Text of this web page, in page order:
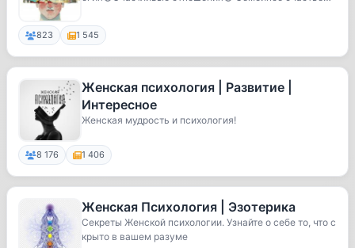
823 1 545
Женская психология | Развитие |
Интересное
Женская мудрость и психология!
8 176 1 406
Женская Психология | Эзотерика
Секреты Женской психологии. Узнайте о себе то, что с
крыто в вашем разуме